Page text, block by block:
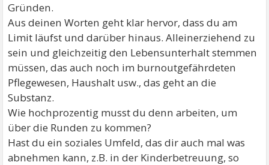
Gründen.
Aus deinen Worten geht klar hervor, dass du am
Limit läufst und darüber hinaus. Alleinerziehend zu
sein und gleichzeitig den Lebensunterhalt stemmen
müssen, das auch noch im burnoutgefährdeten
Pflegewesen, Haushalt usw., das geht an die
Substanz.
Wie hochprozentig musst du denn arbeiten, um
über die Runden zu kommen?
Hast du ein soziales Umfeld, das dir auch mal was
abnehmen kann, z.B. in der Kinderbetreuung, so